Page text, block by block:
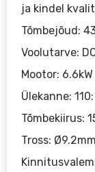
ja kindel
Tõmbejõud:
Voolutarve:
Mootor:
Ülekanne: 110:
Tõmbekiirus:
Tross: